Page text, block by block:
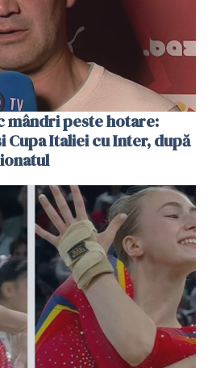
mândri peste hotare:
Cupa Italiei cu Inter, după